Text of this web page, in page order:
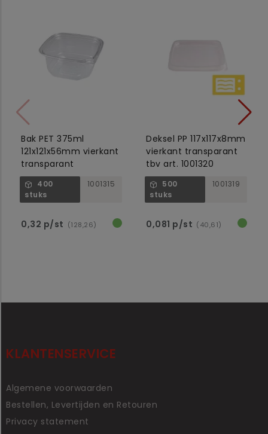
Bak PET 375ml
121x121x56mm vierkant
transparant
400
stuks
1001315
0,32 p/st (128,26)
Deksel PP 117x117x8mm
vierkant transparant
tbv art. 1001320
500
stuks
1001319
0,081 p/st (40,61)
KLANTENSERVICE
Algemene voorwaarden
Bestellen, Levertijden en Retouren
Privacy statement